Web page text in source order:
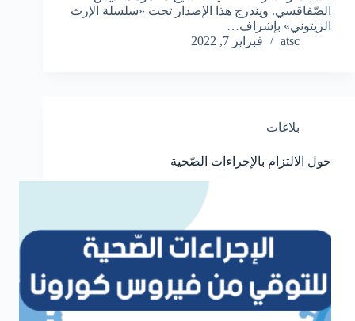
الصّفاقسي. ويندرج هذا الإصدار تحت «سلسلة الإرث
الزيتوني» بإشراف…
atsc
فبراير 7, 2022
بلاغات
حول الالتزام بالإجراءات الصّحية